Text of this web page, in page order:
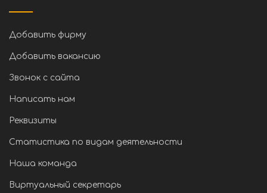
Добавить фирму
Добавить вакансию
Звонок с сайта
Написать нам
Реквизиты
Статистика по видам деятельности
Наша команда
Виртуальный секретарь